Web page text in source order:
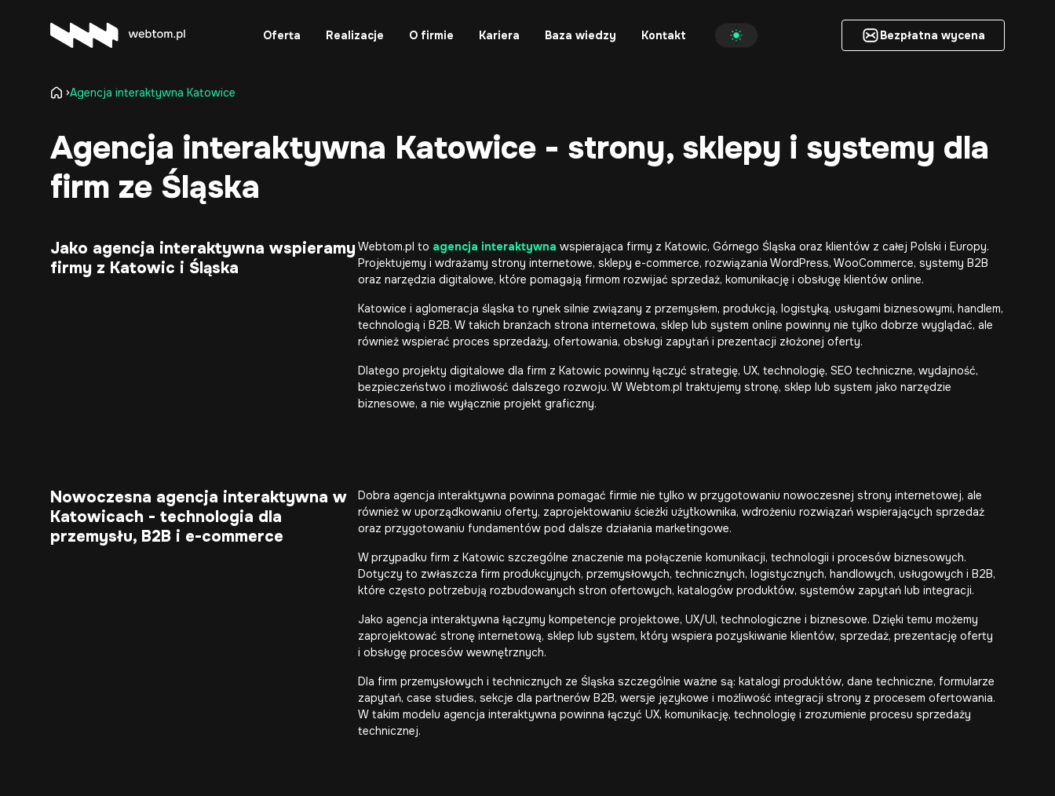
Oferta Realizacje O firmie Kariera Baza wiedzy Kontakt Bezpłatna wycena
Agencja interaktywna Katowice
Agencja interaktywna Katowice - strony, sklepy i systemy dla
firm ze Śląska
Jako agencja interaktywna wspieramy
firmy z Katowic i Śląska
Webtom.pl to agencja interaktywna wspierająca firmy z Katowic, Górnego Śląska oraz klientów z całej Polski i Europy.
Projektujemy i wdrażamy strony internetowe, sklepy e-commerce, rozwiązania WordPress, WooCommerce, systemy B2B
oraz narzędzia digitalowe, które pomagają firmom rozwijać sprzedaż, komunikację i obsługę klientów online.
Katowice i aglomeracja śląska to rynek silnie związany z przemysłem, produkcją, logistyką, usługami biznesowymi, handlem,
technologią i B2B. W takich branżach strona internetowa, sklep lub system online powinny nie tylko dobrze wyglądać, ale
również wspierać proces sprzedaży, ofertowania, obsługi zapytań i prezentacji złożonej oferty.
Dlatego projekty digitalowe dla firm z Katowic powinny łączyć strategię, UX, technologię, SEO techniczne, wydajność,
bezpieczeństwo i możliwość dalszego rozwoju. W Webtom.pl traktujemy stronę, sklep lub system jako narzędzie
biznesowe, a nie wyłącznie projekt graficzny.
Nowoczesna agencja interaktywna w
Katowicach - technologia dla
przemysłu, B2B i e-commerce
Dobra agencja interaktywna powinna pomagać firmie nie tylko w przygotowaniu nowoczesnej strony internetowej, ale
również w uporządkowaniu oferty, zaprojektowaniu ścieżki użytkownika, wdrożeniu rozwiązań wspierających sprzedaż
oraz przygotowaniu fundamentów pod dalsze działania marketingowe.
W przypadku firm z Katowic szczególne znaczenie ma połączenie komunikacji, technologii i procesów biznesowych.
Dotyczy to zwłaszcza firm produkcyjnych, przemysłowych, technicznych, logistycznych, handlowych, usługowych i B2B,
które często potrzebują rozbudowanych stron ofertowych, katalogów produktów, systemów zapytań lub integracji.
Jako agencja interaktywna łączymy kompetencje projektowe, UX/UI, technologiczne i biznesowe. Dzięki temu możemy
zaprojektować stronę internetową, sklep lub system, który wspiera pozyskiwanie klientów, sprzedaż, prezentację oferty
i obsługę procesów wewnętrznych.
Dla firm przemysłowych i technicznych ze Śląska szczególnie ważne są: katalogi produktów, dane techniczne, formularze
zapytań, case studies, sekcje dla partnerów B2B, wersje językowe i możliwość integracji strony z procesem ofertowania.
W takim modelu agencja interaktywna powinna łączyć UX, komunikację, technologię i zrozumienie procesu sprzedaży
technicznej.